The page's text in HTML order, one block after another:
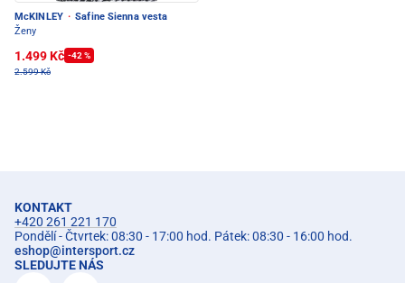
McKINLEY · Safine Sienna vesta
Ženy
1.499 Kč -42 %
2.599 Kč
KONTAKT
+420 261 221 170
Pondělí - Čtvrtek: 08:30 - 17:00 hod. Pátek: 08:30 - 16:00 hod.
eshop@intersport.cz
SLEDUJTE NÁS